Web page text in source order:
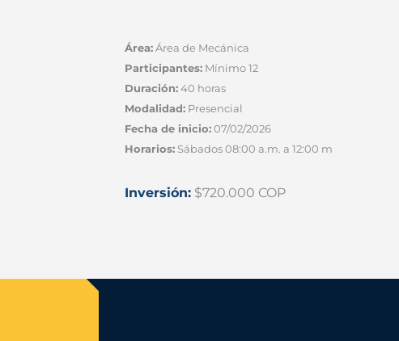
Área:Área de Mecánica
Participantes:Mínimo 12
Duración:40 horas
Modalidad:Presencial
Fecha de inicio:07/02/2026
Horarios:Sábados 08:00 a.m. a 12:00 m
Inversión:$720.000 COP